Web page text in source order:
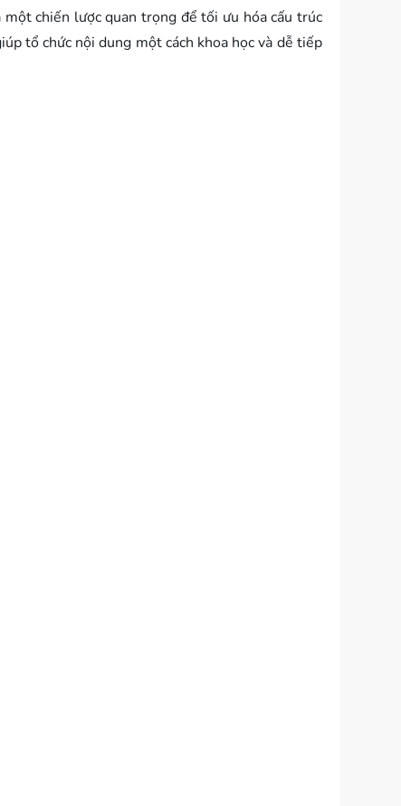
một chiến lược quan trọng để tối ưu hóa cấu trúc
tổ chức nội dung một cách khoa học và dễ tiếp